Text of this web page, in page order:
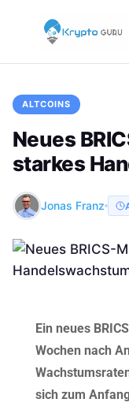
ALTCOINS
Neues
starkes
Jonas Franz
Ein neues
Wochen nach
sich zum